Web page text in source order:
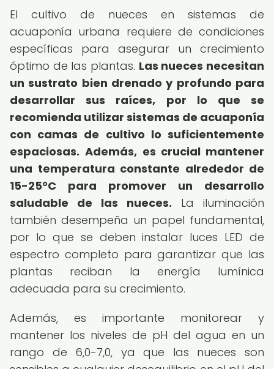
El cultivo de nueces en sistemas de
acuaponía urbana requiere de condiciones
específicas para asegurar un crecimiento
óptimo de las plantas. Las nueces necesitan
un sustrato bien drenado y profundo para
desarrollar sus raíces, por lo que se
recomienda utilizar sistemas de acuaponía
con camas de cultivo lo suficientemente
espaciosas. Además, es crucial mantener
una temperatura constante alrededor de
15-25°C para promover un desarrollo
saludable de las nueces. La iluminación
también desempeña un papel fundamental,
por lo que se deben instalar luces LED de
espectro completo para garantizar que las
plantas reciban la energía lumínica
adecuada para su crecimiento.
Además, es importante monitorear y
mantener los niveles de pH del agua en un
rango de 6,0-7,0, ya que las nueces son